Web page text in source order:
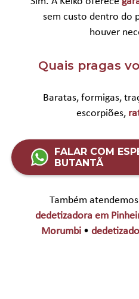
sem custo dentro do
houver
Quais pragas
Baratas, formigas,
escorpiões,
FALAR COM
BUTANTÃ
Também
dedetizadora em
Morumbi •